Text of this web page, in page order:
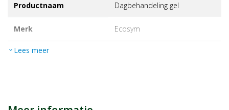
Productnaam Dagbehandeling gel
Merk ecosym
EAN
expand_more Lees meer